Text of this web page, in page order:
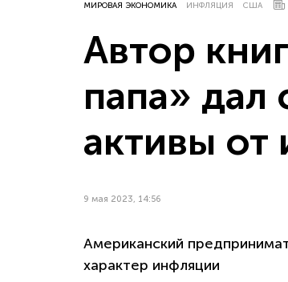
МИРОВАЯ ЭКОНОМИКА ИНФЛЯЦИЯ США
Автор
папа» дал
активы от
9 мая 2023, 14:56
Американский
характер инфляции